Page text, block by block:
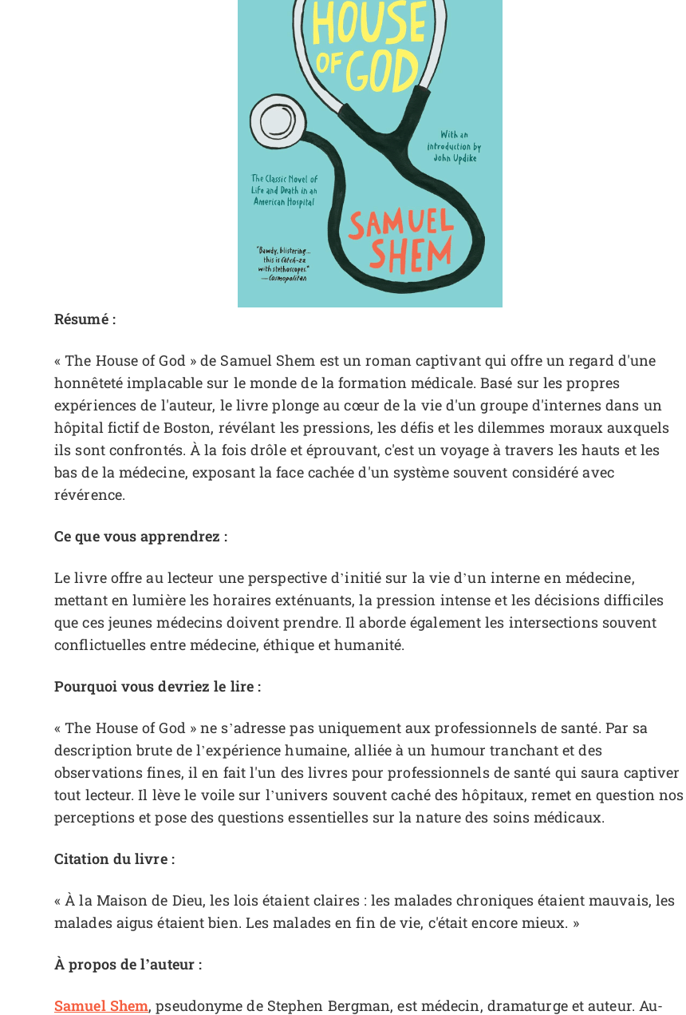
Résumé :
« The House of God » de Samuel Shem est un roman captivant qui offre un regard d'une
honnêteté implacable sur le monde de la formation médicale. Basé sur les propres
expériences de l'auteur, le livre plonge au cœur de la vie d'un groupe d'internes dans un
hôpital fictif de Boston, révélant les pressions, les défis et les dilemmes moraux auxquels
ils sont confrontés. À la fois drôle et éprouvant, c'est un voyage à travers les hauts et les
bas de la médecine, exposant la face cachée d'un système souvent considéré avec
révérence.
Ce que vous apprendrez :
Le livre offre au lecteur une perspective d’initié sur la vie d’un interne en médecine,
mettant en lumière les horaires exténuants, la pression intense et les décisions difficiles
que ces jeunes médecins doivent prendre. Il aborde également les intersections souvent
conflictuelles entre médecine, éthique et humanité.
Pourquoi vous devriez le lire :
« The House of God » ne s’adresse pas uniquement aux professionnels de santé. Par sa
description brute de l’expérience humaine, alliée à un humour tranchant et des
observations fines, il en fait l'un des livres pour professionnels de santé qui saura captiver
tout lecteur. Il lève le voile sur l’univers souvent caché des hôpitaux, remet en question nos
perceptions et pose des questions essentielles sur la nature des soins médicaux.
Citation du livre :
« À la Maison de Dieu, les lois étaient claires : les malades chroniques étaient mauvais, les
malades aigus étaient bien. Les malades en fin de vie, c'était encore mieux. »
À propos de l’auteur :
Samuel Shem, pseudonyme de Stephen Bergman, est médecin, dramaturge et auteur. Au-